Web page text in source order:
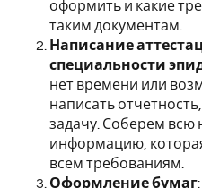
оформить и какие
таким документам.
Написание
специальности
нет времени или
написать
задачу. Соберем
информацию,
всем требованиям.
Оформление бумаг